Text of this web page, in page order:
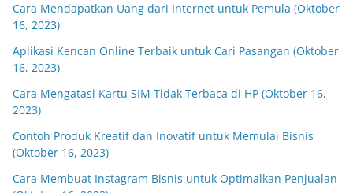
Cara Mendapatkan Uang dari Internet untuk Pemula (Oktober
16, 2023)
Aplikasi Kencan Online Terbaik untuk Cari Pasangan (Oktober
16, 2023)
Cara Mengatasi Kartu SIM Tidak Terbaca di HP (Oktober 16,
2023)
Contoh Produk Kreatif dan Inovatif untuk Memulai Bisnis
(Oktober 16, 2023)
Cara Membuat Instagram Bisnis untuk Optimalkan Penjualan